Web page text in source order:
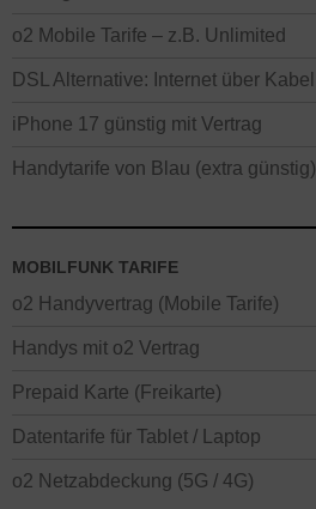
o2 Mobile Tarife – z.B. Unlimited
DSL Alternative: Internet über Kabel
iPhone 17 günstig mit Vertrag
Handytarife von Blau (extra günstig)
MOBILFUNK TARIFE
o2 Handyvertrag (Mobile Tarife)
Handys mit o2 Vertrag
Prepaid Karte (Freikarte)
Datentarife für Tablet / Laptop
o2 Netzabdeckung (5G / 4G)